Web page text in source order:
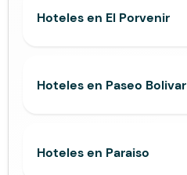
Hoteles en El Porvenir
Hoteles en Paseo Bolivar
Hoteles en Paraiso